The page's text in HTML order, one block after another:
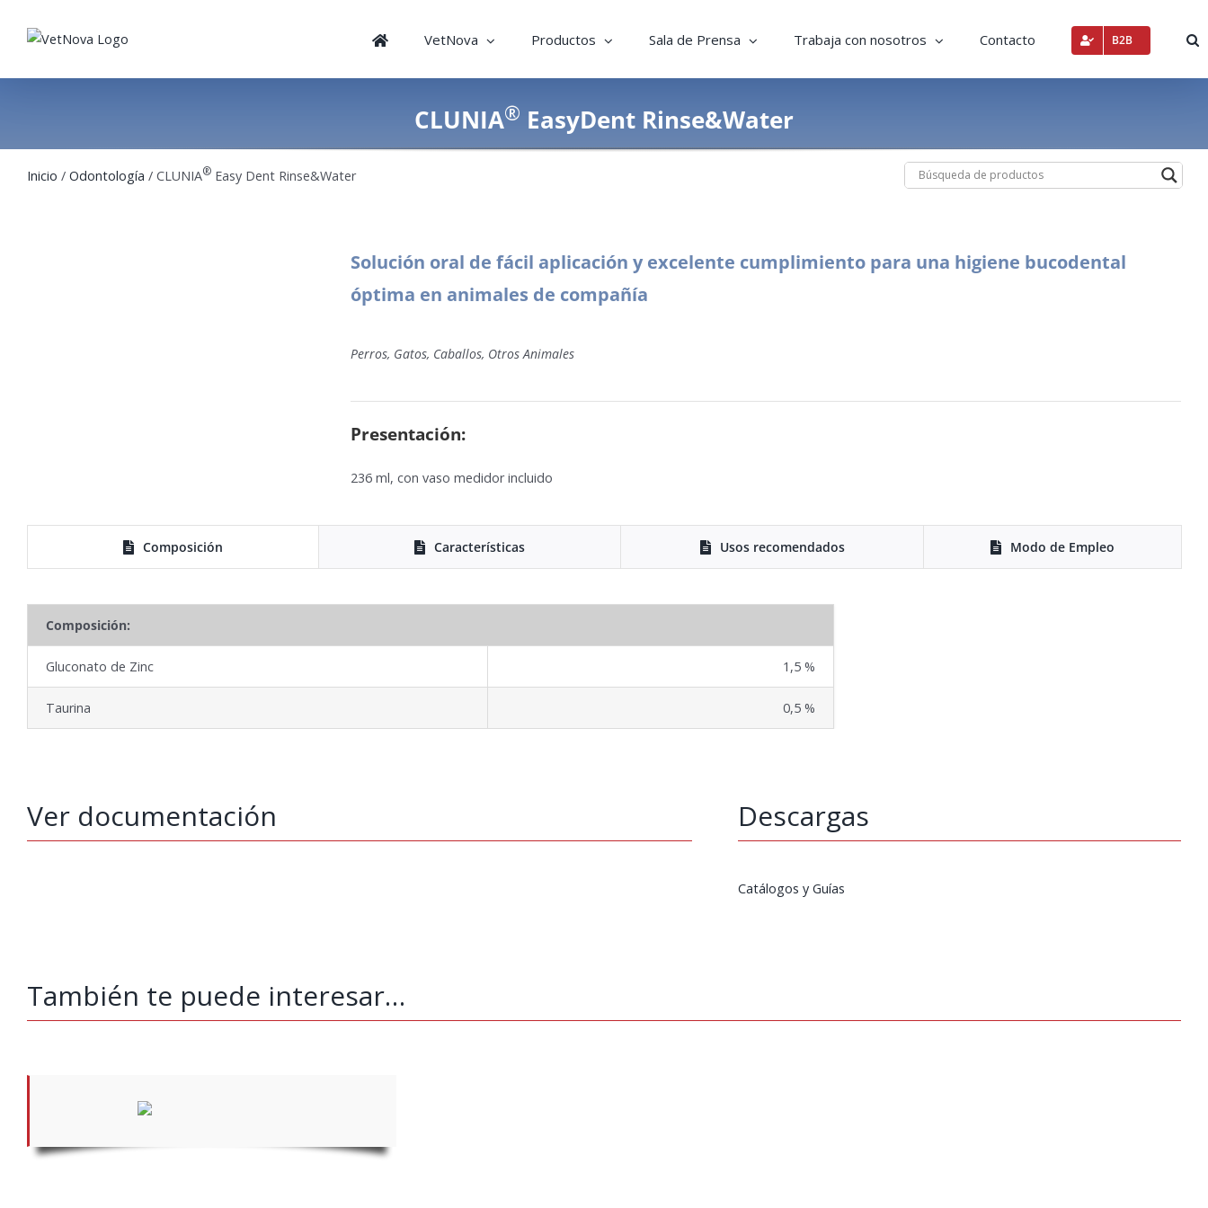
VetNova Productos Sala de Prensa Trabaja con nosotros Contacto B2B
CLUNIA® EasyDent Rinse&Water
Inicio / Odontología / CLUNIA® Easy Dent Rinse&Water
Solución oral de fácil aplicación y excelente cumplimiento para una higiene bucodental
óptima en animales de compañía
Perros, Gatos, Caballos, Otros Animales
Presentación:
236 ml, con vaso medidor incluido
Composición Características Usos recomendados Modo de Empleo
Composición:
Gluconato de Zinc 1,5 %
Taurina 0,5 %
Ver documentación Descargas
Catálogos y Guías
También te puede interesar…